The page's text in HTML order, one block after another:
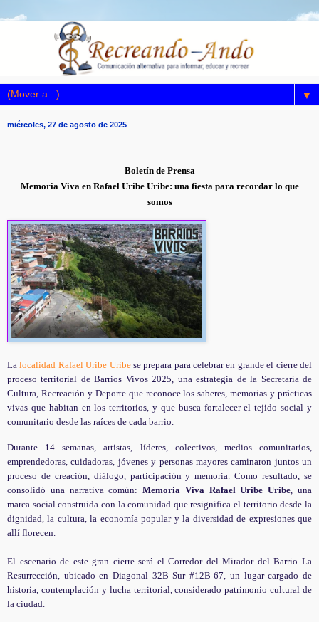
▼
miércoles, 27 de agosto de 2025
Boletín de Prensa
Memoria Viva en Rafael Uribe Uribe: una fiesta para recordar lo que
somos
Lalocalidad Rafael Uribe Uribe se prepara para celebrar en grande el cierre del
proceso territorial de Barrios Vivos 2025, una estrategia de la Secretaría de
Cultura, Recreación y Deporte que reconoce los saberes, memorias y prácticas
vivas que habitan en los territorios, y que busca fortalecer el tejido social y
comunitario desde las raíces de cada barrio.
Durante 14 semanas, artistas, líderes, colectivos, medios comunitarios,
emprendedoras, cuidadoras, jóvenes y personas mayores caminaron juntos un
proceso de creación, diálogo, participación y memoria. Como resultado, se
consolidó una narrativa común:Memoria Viva Rafael Uribe Uribe , una
marca social construida con la comunidad que resignifica el territorio desde la
dignidad, la cultura, la economía popular y la diversidad de expresiones que
allí florecen.
El escenario de este gran cierre será el Corredor del Mirador del Barrio La
Resurrección, ubicado en Diagonal 32B Sur #12B-67, un lugar cargado de
historia, contemplación y lucha territorial, considerado patrimonio cultural de
la ciudad.